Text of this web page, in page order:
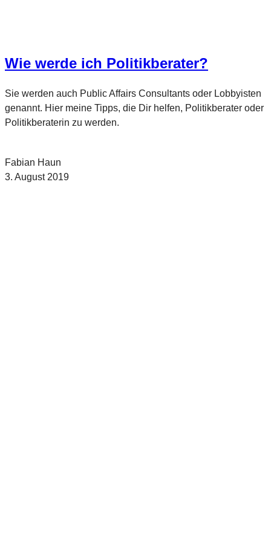
Wie werde ich Politikberater?
Sie werden auch Public Affairs Consultants oder Lobbyisten
genannt. Hier meine Tipps, die Dir helfen, Politikberater oder
Politikberaterin zu werden.
Fabian Haun
3. August 2019